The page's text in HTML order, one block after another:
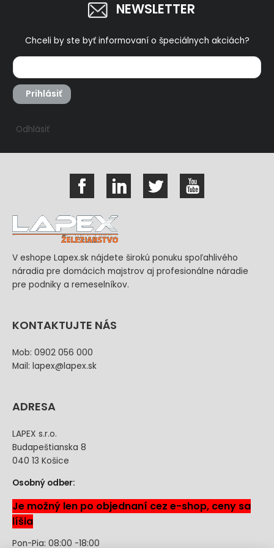
NEWSLETTER
Chceli by ste byť informovaní o špeciálnych akciách?
Prihlásiť
Odhlásiť
V eshope Lapex.sk nájdete širokú ponuku spoľahlivého
náradia pre domácich majstrov aj profesionálne náradie
pre podniky a remeselníkov.
KONTAKTUJTE NÁS
Mob: 0902 056 000
Mail: lapex@lapex.sk
ADRESA
LAPEX s.r.o.
Budapeštianska 8
040 13 Košice
Osobný odber:
Je možný len po objednaní cez e-shop, ceny sa
líšia
Pon-Pia: 08:00 -18:00